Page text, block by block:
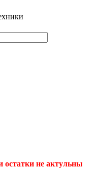
остатки не актульны